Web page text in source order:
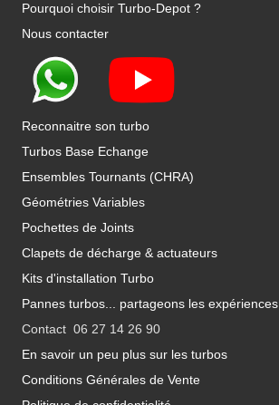
Pourquoi choisir Turbo-Depot ?
Nous contacter
Reconnaitre son turbo
Turbos Base Echange
Ensembles Tournants (CHRA)
Géométries Variables
Pochettes de Joints
Clapets de décharge & actuateurs
Kits d'installation Turbo
Pannes turbos... partageons les expériences
Contact 06 27 14 26 90
En savoir un peu plus sur les turbos
Conditions Générales de Vente